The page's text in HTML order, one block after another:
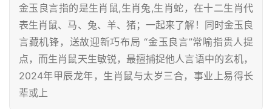
金玉良言指的是生肖鼠,生肖兔,生肖蛇，在十二生肖代
表生肖鼠、马、兔、羊、猪；一起来了解！同时金玉良
言藏机锋，送故迎新巧布局 “金玉良言”常喻指贵人提
点，而生肖鼠天生敏锐，最擅捕捉他人言语中的玄机，
2024年甲辰龙年，生肖鼠与太岁三合，事业上易得长
辈或上